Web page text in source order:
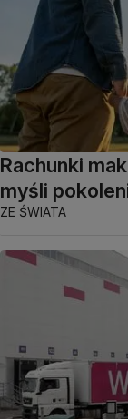
Rachunki
myśli
ZE ŚWIATA